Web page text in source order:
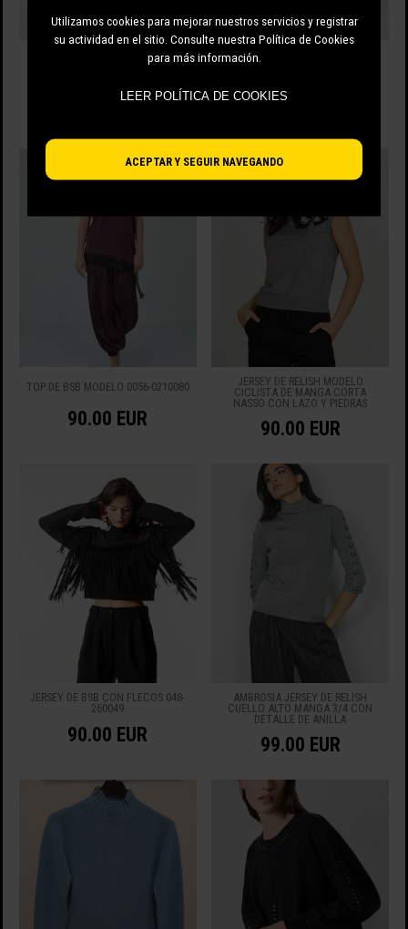
Utilizamos cookies para mejorar nuestros servicios y registrar
su actividad en el sitio. Consulte nuestra Política de Cookies
para más información.
ACEPTAR Y SEGUIR NAVEGANDO
JERSEY DE CUELLO ALTO CON
LOGOTIPO TRIÁNGULO GUESS
80.00 EUR
DAMIANA JERSEY RELISH DE
MANGA LARGA CON CUELLO
TOP DE BSB MODELO 0056-0210080
90.00 EUR
JERSEY DE RELISH MODELO
CICLISTA DE MANGA CORTA
NASSO CON LAZO Y PIEDRAS
90.00 EUR
JERSEY DE BSB CON FLECOS 048-
260049
90.00 EUR
AMBROSIA JERSEY DE RELISH
CUELLO ALTO MANGA 3/4 CON
DETALLE DE ANILLA
99.00 EUR
LEER POLÍTICA DE COOKIES